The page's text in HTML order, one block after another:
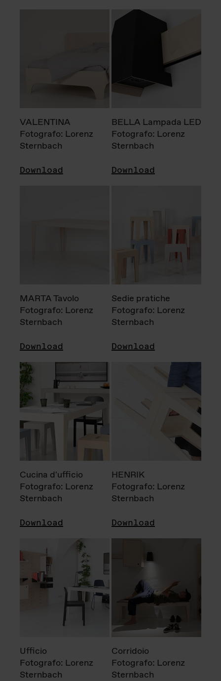
VALENTINA
Fotografo: Lorenz
Sternbach
Download
BELLA Lampada LED
Fotografo: Lorenz
Sternbach
Download
MARTA Tavolo
Fotografo: Lorenz
Sternbach
Download
Sedie pratiche
Fotografo: Lorenz
Sternbach
Download
Cucina d'ufficio
Fotografo: Lorenz
Sternbach
Download
HENRIK
Fotografo: Lorenz
Sternbach
Download
Ufficio
Fotografo: Lorenz
Sternbach
Corridoio
Fotografo: Lorenz
Sternbach